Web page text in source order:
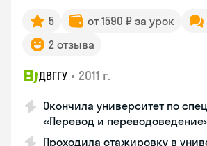
5 от 1590 ₽ за урок
2 отзыва
ДВГГУ • 2011 г.
Окончила университет по
«Перевод и
Проходила стажировку в